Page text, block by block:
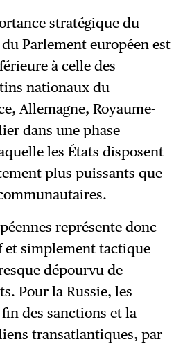
stratégique du
Parlement européen est
à celle des
nationaux du
Allemagne, Royaume-
dans une phase
les États disposent
plus puissants que
représente donc
et simplement tactique
dépourvu de
Pour la Russie, les
des sanctions et la
transatlantiques, par